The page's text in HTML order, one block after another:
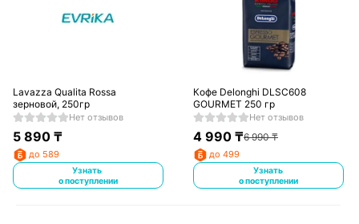
Lavazza Qualita Rossa
зерновой, 250гр
Нет отзывов
5 890₸
до 589
Узнать
о поступлении
Кофе Delonghi DLSC608
GOURMET 250 гр
Нет отзывов
4 990 ₸6 990₸
до 499
Узнать
о поступлении